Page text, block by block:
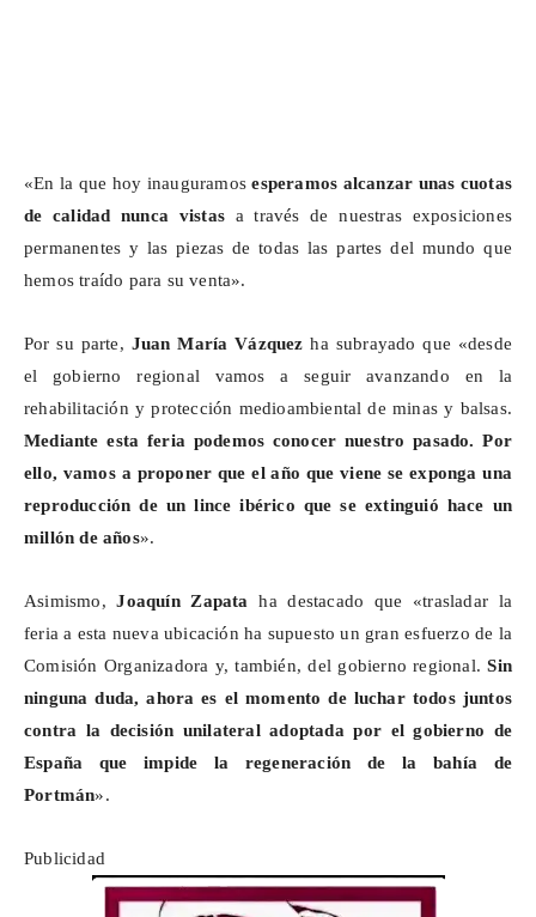
«En la que hoy inauguramosesperamos alcanzar unas cuotas
de calidad nunca vistasa través de nuestras exposiciones
permanentes y las piezas de todas las partes del mundo que
hemos traído para su venta».
Por su parte, Juan María Vázquez ha subrayado que «desde
el gobierno regional vamos a seguir avanzando en la
rehabilitación y protección medioambiental de minas y balsas.
Mediante esta feria podemos conocer nuestro pasado. Por
ello, vamos a proponer que el año que viene se exponga una
reproducción de un lince ibérico que se extinguió hace un
millón de años».
Asimismo,Joaquín Zapata
ha destacado que «trasladar la
feria a esta nueva ubicación ha supuesto un gran esfuerzo de la
Comisión Organizadora y, también, del gobierno regional.Sin
ninguna duda, ahora es el momento de luchar todos juntos
contra la decisión unilateral adoptada por el gobierno de
España que impide la regeneración de la bahía de
Portmán».
Publicidad